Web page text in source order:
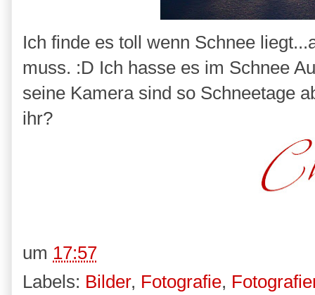
Ich finde es toll wenn Schnee
muss. :D Ich hasse es im Schnee
seine Kamera sind so Schneetage
ihr?
um 17:57
Labels: Bilder, Fotografie,